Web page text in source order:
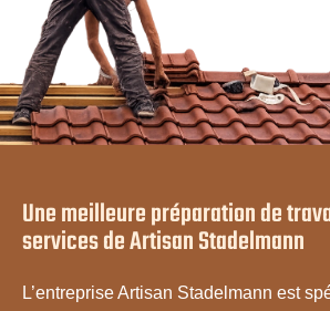
Une meilleure préparation de
services de Artisan Stadelmann
L’entreprise Artisan Stadelmann est